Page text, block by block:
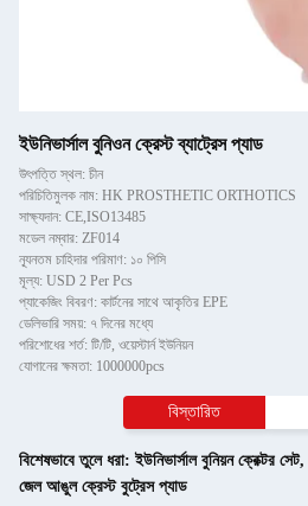
ইউনিভার্সাল বুনিওন ক্রেস্ট ব্যাট্রেস প্যাড
উৎপত্তি স্থল: চীন
পরিচিতিমুলক নাম: HK PROSTHETIC ORTHOTICS
সাক্ষ্যদান: CE,ISO13485
মডেল নম্বার: ZF014
ন্যূনতম চাহিদার পরিমাণ: ১০ পিসি
মূল্য: USD 2 Per Pcs
প্যাকেজিং বিবরণ: কার্টনের সাথে আকৃতির EPE
ডেলিভারি সময়: ৭ দিনের মধ্যে
পরিশোধের শর্ত: টি/টি, ওয়েস্টার্ন ইউনিয়ন
যোগানের ক্ষমতা: 1000000pcs
বিস্তারিত
বিশেষভাবে তুলে ধরা: ইউনিভার্সাল বুনিয়ন ক্রেক্টর সেট,
জেল আঙুল ক্রেস্ট বুট্রেস প্যাড